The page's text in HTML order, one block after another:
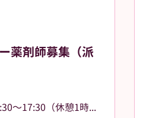
薬剤師募集（派
平日勤務（日数応相談）、9:30〜17:30（休憩1時間）